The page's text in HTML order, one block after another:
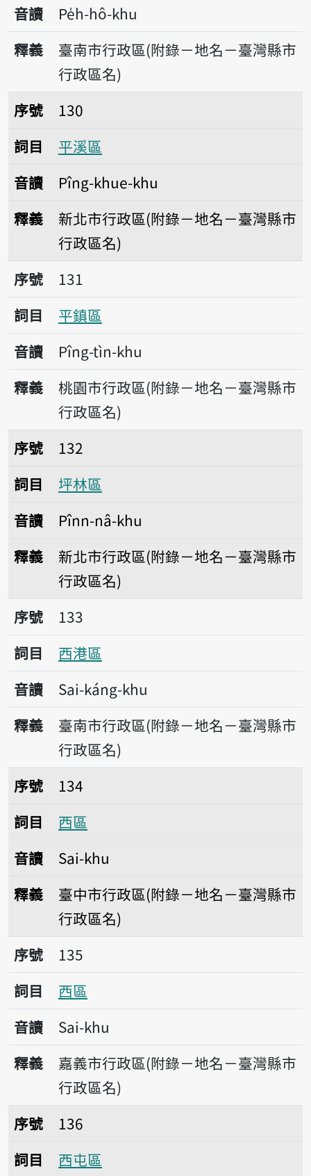
音讀
Pe̍h-hô-khu
釋義
臺南市行政區(附錄－地名－臺灣縣市
行政區名)
序號130平溪區
序號
130
詞目
平溪區
音讀
Pîng-khue-khu
釋義
新北市行政區(附錄－地名－臺灣縣市
行政區名)
序號131平鎮區
序號
131
詞目
平鎮區
音讀
Pîng-tìn-khu
釋義
桃園市行政區(附錄－地名－臺灣縣市
行政區名)
序號132坪林區
序號
132
詞目
坪林區
音讀
Pînn-nâ-khu
釋義
新北市行政區(附錄－地名－臺灣縣市
行政區名)
序號133西港區
序號
133
詞目
西港區
音讀
Sai-káng-khu
釋義
臺南市行政區(附錄－地名－臺灣縣市
行政區名)
序號134西區
序號
134
詞目
西區
音讀
Sai-khu
釋義
臺中市行政區(附錄－地名－臺灣縣市
行政區名)
序號135西區
序號
135
詞目
西區
音讀
Sai-khu
釋義
嘉義市行政區(附錄－地名－臺灣縣市
行政區名)
序號136西屯區
序號
136
詞目
西屯區